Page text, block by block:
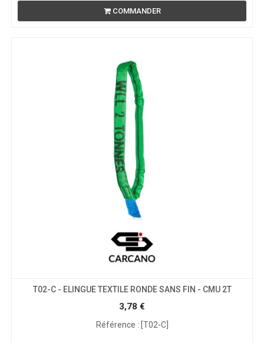
COMMANDER
T02-C - ELINGUE TEXTILE RONDE SANS FIN - CMU 2T
3,78 €
Référence : [T02-C]